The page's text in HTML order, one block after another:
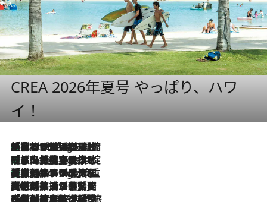
CREA 2026年夏号 やっぱり、ハワ
イ！
8 Hours Ago
「荷物が増えるほど旅ストレスは増す」美容ジャーナリストがたどり着いた最終結論。“化粧品を劇的に減らす”感動の凝縮美容とは
8 Hours Ago
「旅先には金髪ウィッグを持参」日本と同じメイクでは損してる!? 美容ジャーナリストが提案する“掟破りの旅美容”とは
8 Hours Ago
【厳選旅コスメ】「身軽さ＆UV対策重視！」ヘアアーティストshucoが選んだ夏旅ベストコスメを発表【Mサイズジップ】
2026.8.5
【厳選旅コスメ】国内をあちこち移動する河井菜摘が選んだ夏旅ベストコスメ発表！「リラックスアイテムはマスト」【Mサイズジップ】
2026.8.4
【厳選旅コスメ】「紫外線＆乾燥対策しながらメイク感も！」ヘア＆メイクGeorgeが選んだ夏旅ベストコスメを発表！【Mサイズジップ】